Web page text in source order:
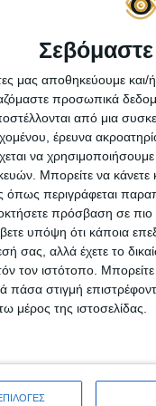
Σεβόμαστε
μας αποθηκεύουμε
προσωπικά
από μια
έρευνα
να
Μπορείτε να κάνετε
περιγράφεται
πρόσβαση σε πιο
υπόψη ότι κάποια
σας, αλλά έχετε το
τον ιστότοπο.
στιγμή
μέρος της ιστοσελίδας.
λογισμικού
λογισμικό, το
όπως σάρωση
της, όσο είναι
με τη
που σας